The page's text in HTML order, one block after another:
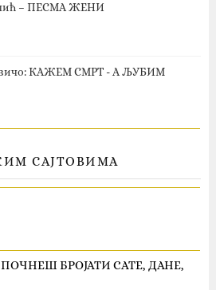
– ПЕСМА ЖЕНИ
КАЖЕМ СМРТ - А ЉУБИМ
САЈТОВИМА
ПОЧНЕШ БРОЈАТИ САТЕ, ДАНЕ,